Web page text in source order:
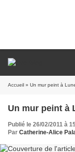
Accueil » Un mur peint à
Un mur peint à
Publié le 26/02/2011 à
Par Catherine-Alice